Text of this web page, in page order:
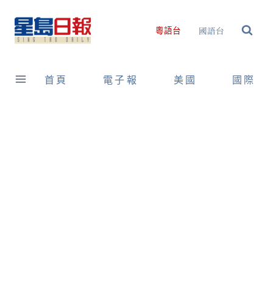
content
粵語台 國語台
首頁 電子報 美國 國際